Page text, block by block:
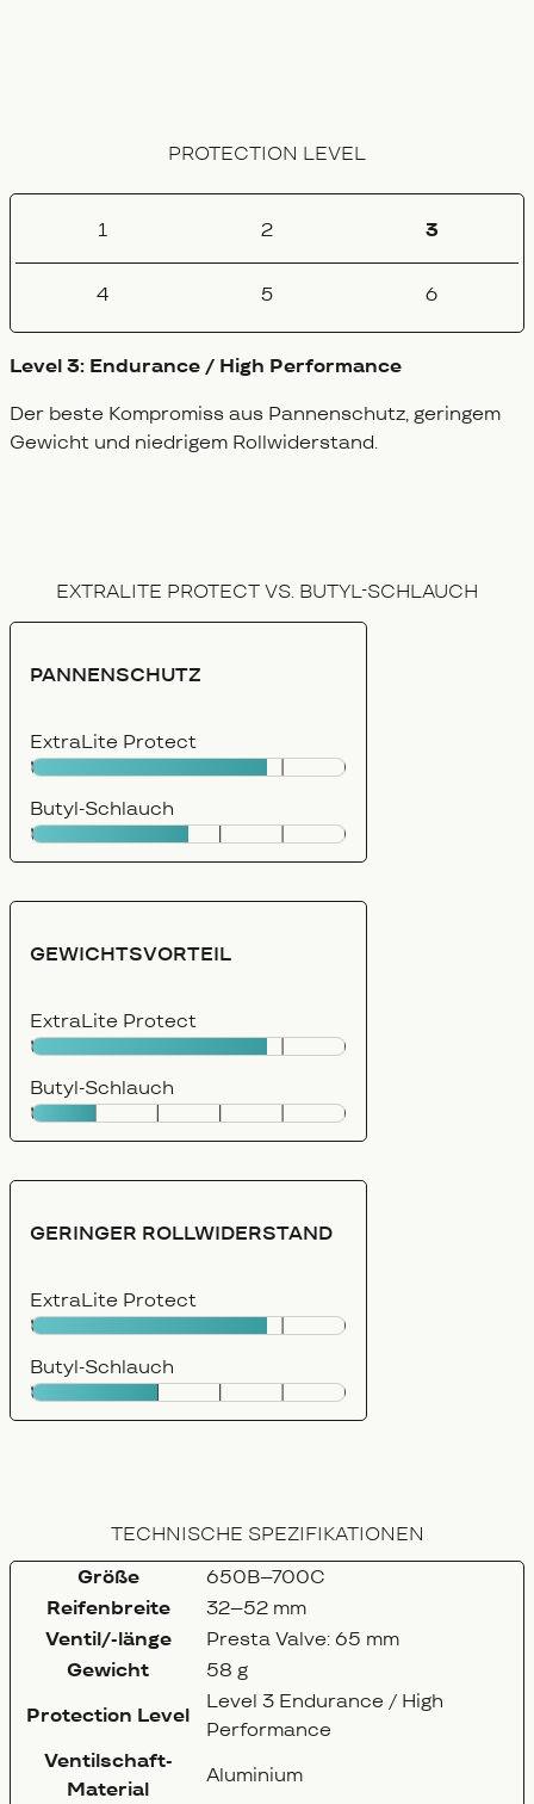
PROTECTION LEVEL
1 2 3
4 5 6
Level 3: Endurance / High Performance
Der beste Kompromiss aus Pannenschutz, geringem
Gewicht und niedrigem Rollwiderstand.
EXTRALITE PROTECT VS. BUTYL-SCHLAUCH
PANNENSCHUTZ
ExtraLite Protect
Butyl-Schlauch
GEWICHTSVORTEIL
ExtraLite Protect
Butyl-Schlauch
GERINGER ROLLWIDERSTAND
ExtraLite Protect
Butyl-Schlauch
TECHNISCHE SPEZIFIKATIONEN
Größe
650B–700C
Reifenbreite
32–52 mm
Ventil/-länge
Presta Valve: 65 mm
Gewicht
58 g
Protection Level
Level 3 Endurance / High
Performance
Ventilschaft-
Material
Aluminium